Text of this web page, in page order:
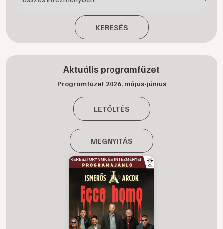
KERESÉS
Aktuális programfüzet
Programfüzet 2026. május-június
LETÖLTÉS
MEGNYITÁS